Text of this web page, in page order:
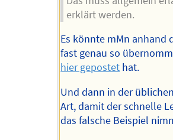
erklärt werden.
Es könnte mMn anhand
fast genau so
hier gepostet hat.
Und dann in der
Art, damit der schnelle
das falsche Beispiel